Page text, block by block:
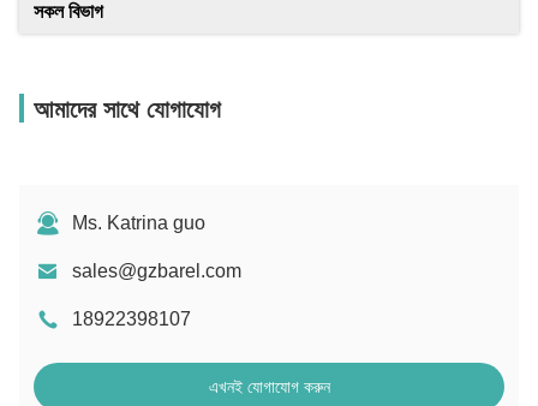
সকল বিভাগ
আমাদের সাথে যোগাযোগ
Ms. Katrina guo
sales@gzbarel.com
18922398107
এখনই যোগাযোগ করুন